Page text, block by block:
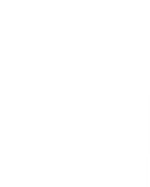
c) Nivel de alerta 3:
telemática. No
máximo será de 1/
d) Nivel de alerta
2. En los niveles de